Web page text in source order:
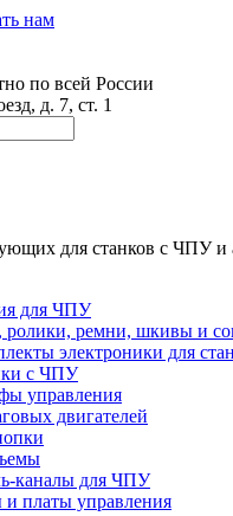
нам
по всей России
д. 7, ст. 1
для станков с ЧПУ и
для ЧПУ
ремни, шкивы и
электроники для
с ЧПУ
управления
двигателей
каналы для ЧПУ
и платы управления